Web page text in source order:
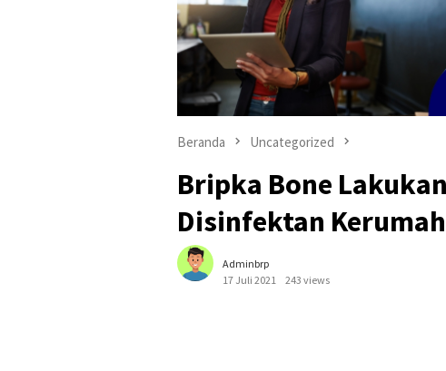
Beranda Uncategorized
Bripka Bone
Disinfektan
Adminbrp
17 Juli 2021
243 views